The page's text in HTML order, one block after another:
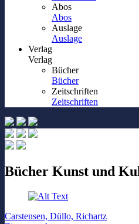
Abos
Abos
Auslage
Auslage
Verlag
Verlag
Bücher
Bücher
Zeitschriften
Zeitschriften
Bücher Kunst und
Carstensen, Düllo, Richartz